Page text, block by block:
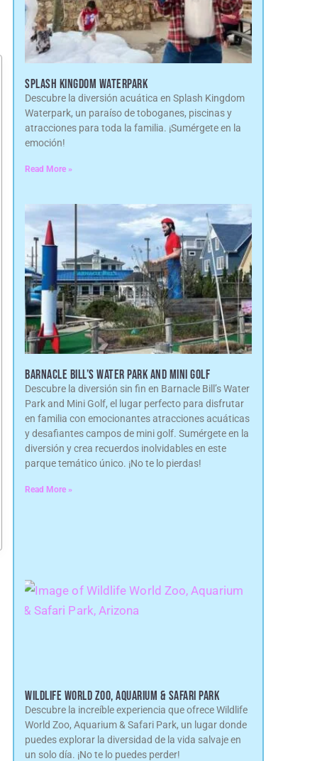
SPLASH KINGDOM WATERPARK
Descubre la diversión acuática en Splash Kingdom
Waterpark, un paraíso de toboganes, piscinas y
atracciones para toda la familia. ¡Sumérgete en la
emoción!
Read More »
BARNACLE BILL’S WATER PARK AND MINI GOLF
Descubre la diversión sin fin en Barnacle Bill’s Water
Park and Mini Golf, el lugar perfecto para disfrutar
en familia con emocionantes atracciones acuáticas
y desafiantes campos de mini golf. Sumérgete en la
diversión y crea recuerdos inolvidables en este
parque temático único. ¡No te lo pierdas!
Read More »
WILDLIFE WORLD ZOO, AQUARIUM & SAFARI PARK
Descubre la increíble experiencia que ofrece Wildlife
World Zoo, Aquarium & Safari Park, un lugar donde
puedes explorar la diversidad de la vida salvaje en
un solo día. ¡No te lo puedes perder!